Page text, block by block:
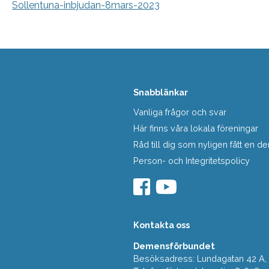
Sollentuna-inbjudan-8mars-2023
Snabblänkar
Vanliga frågor och svar
Här finns våra lokala föreningar
Råd till dig som nyligen fått en
Person- och Integritetspolicy
Kontakta oss
Demensförbundet
Besöksadress: Lundagatan 42 A,